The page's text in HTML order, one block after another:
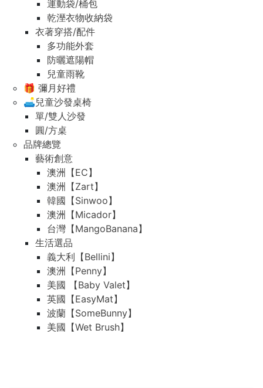
運動袋/桶包
乾溼衣物收納袋
衣著穿搭/配件
多功能外套
防曬遮陽帽
兒童雨靴
🎁 彌月好禮
🛋️兒童沙發桌椅
單/雙人沙發
圓/方桌
品牌總覽
藝術創意
澳洲【EC】
澳洲【Zart】
韓國【Sinwoo】
澳洲【Micador】
台灣【MangoBanana】
生活選品
義大利【Bellini】
澳洲【Penny】
美國 【Baby Valet】
英國【EasyMat】
波蘭【SomeBunny】
美國【Wet Brush】